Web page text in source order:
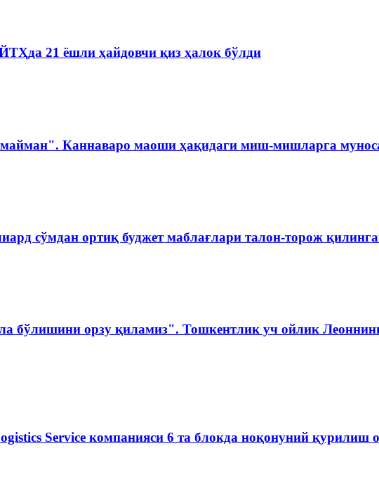
21 ёшли ҳайдовчи қиз ҳалок бўлди
Каннаваро маоши ҳақидаги миш-мишларга
сўмдан ортиқ буджет маблағлари талон-торож
бўлишини орзу қиламиз". Тошкентлик уч ойлик
Service компанияси 6 та блокда ноқонуний қурилиш